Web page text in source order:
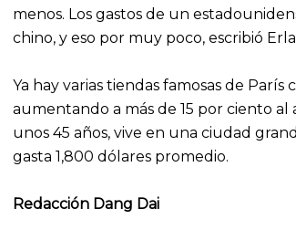
menos. Los gastos de un
chino, y eso por muy poco, escribió
Ya hay varias tiendas famosas de
aumentando a más de 15 por ciento
unos 45 años, vive en una ciudad
gasta 1,800 dólares promedio.
Redacción Dang Dai